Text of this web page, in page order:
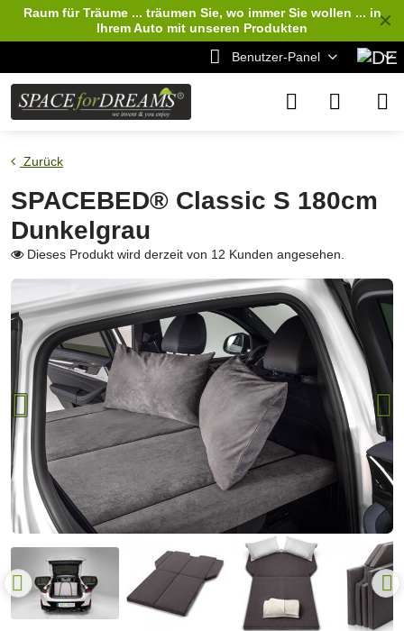
✕
Raum für Träume ... träumen Sie, wo immer Sie wollen ... in
Ihrem Auto mit unseren Produkten
Benutzer-Panel
Zurück
SPACEBED® Classic S 180cm
Dunkelgrau
Dieses Produkt wird derzeit von 12 Kunden angesehen.